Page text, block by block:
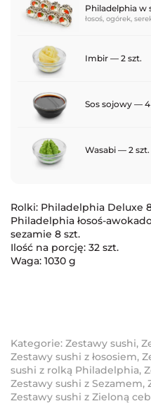
Philadelphia w
łosoś, ogórek,
Imbir — 2 szt.
Sos sojowy — 4
Wasabi — 2 szt.
Rolki: Philadelphia Deluxe
Philadelphia łosoś-
sezamie 8 szt.
Ilość na porcję: 32 szt.
Waga: 1030 g
Kategorie: Zestawy sushi,
Zestawy sushi z łososiem,
sushi z rolką Philadelphia,
Zestawy sushi z Sezamem,
Zestawy sushi z Zieloną